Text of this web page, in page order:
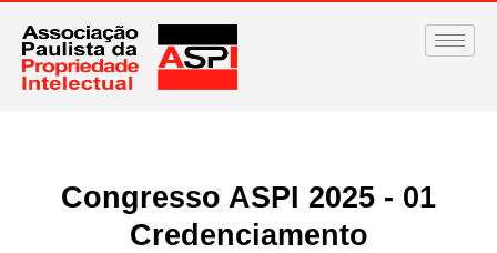
Congresso ASPI 2025 - 01
Credenciamento